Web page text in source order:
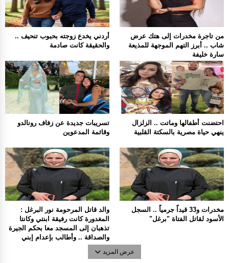
أردني يخدع زوجته بحبوب تنحيف ..
والحقيقة كانت صادمة
من تاجرة مخدرات إلى هتك عرض
شاب .. أبرز التهم الموجهة للمذيعة
سارة خليفة
تسريبات جديدة عن زفاف رونالدو
وقائمة المدعوين
احتضنت أطفالها وماتت .. الزلزال
ينهي حياة مصرية بالسكتة القلبية
والد قاتل المرحومة نور البرغل :
المغدورة كانت رفيقة ابنتي وكانتا
تذهبان إلى المسجد معا بحكم الجيرة
والصداقة .. وأطالب بإعدام إبني
مخدرات و33 قيداً جرمياً .. السجل
الأسود لقاتل الفتاة "برغل"
عرض المزيد